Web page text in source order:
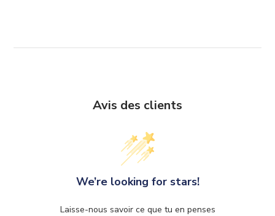
Avis des clients
We’re looking for stars!
Laisse-nous savoir ce que tu en penses